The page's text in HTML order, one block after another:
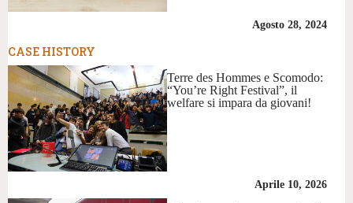
Agosto 28, 2024
CASE HISTORY
Terre des Hommes e Scomodo:
“You’re Right Festival”, il
welfare si impara da giovani!
Aprile 10, 2026